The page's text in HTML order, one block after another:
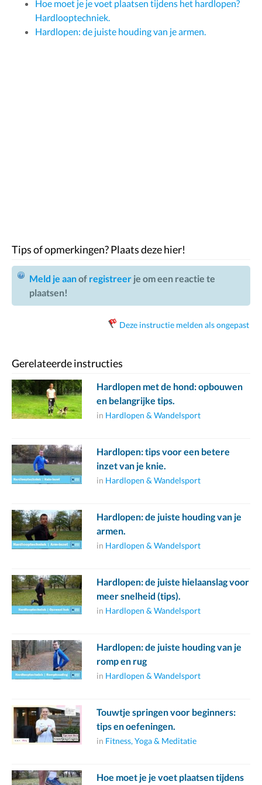
Hoe moet je je voet plaatsen tijdens het hardlopen?
Hardlooptechniek.
Hardlopen: de juiste houding van je armen.
Tips of opmerkingen? Plaats deze hier!
Meld je aanof registreer je om een reactie te
plaatsen!
Deze instructie melden als ongepast
Gerelateerde instructies
Hardlopen met de hond: opbouwen
en belangrijke tips.
in Hardlopen & Wandelsport
Hardlopen: tips voor een betere
inzet van je knie.
in Hardlopen & Wandelsport
Hardlopen: de juiste houding van je
armen.
in Hardlopen & Wandelsport
Hardlopen: de juiste hielaanslag voor
meer snelheid (tips).
in Hardlopen & Wandelsport
Hardlopen: de juiste houding van je
romp en rug
in Hardlopen & Wandelsport
Touwtje springen voor beginners:
tips en oefeningen.
in Fitness, Yoga & Meditatie
Hoe moet je je voet plaatsen tijdens